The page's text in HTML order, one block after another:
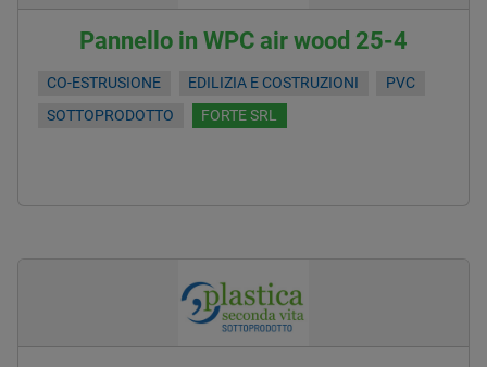
Pannello in WPC air wood 25-4
CO-ESTRUSIONE EDILIZIA E COSTRUZIONI
PVC
SOTTOPRODOTTO
FORTE SRL